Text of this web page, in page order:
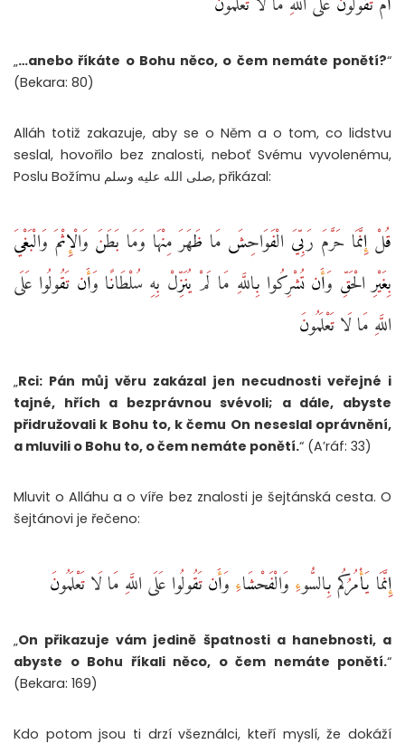
„…anebo říkáte o Bohu něco, o čem nemáte ponětí?“
(Bekara: 80)
Alláh totiž zakazuje, aby se o Něm a o tom, co lidstvu
seslal, hovořilo bez znalosti, neboť Svému vyvolenému,
Poslu Božímu صلى الله عليه وسلم, přikázal:
قُلْ إِنَّمَا حَرَّمَ رَبِّيَ الْفَوَاحِشَ مَا ظَهَرَ مِنْهَا وَمَا بَطَنَ وَالْإِثْمَ وَالْبَغْيَ
بِغَيْرِ الْحَقِّ وَأَن تُشْرِكُوا بِاللَّهِ مَا لَمْ يُنَزِّلْ بِهِ سُلْطَانًا وَأَن تَقُولُوا عَلَى
اللَّهِ مَا لَا تَعْلَمُونَ
„Rci: Pán můj věru zakázal jen necudnosti veřejné i
tajné, hřích a bezprávnou svévoli; a dále, abyste
přidružovali k Bohu to, k čemu On neseslal oprávnění,
a mluvili o Bohu to, o čem nemáte ponětí.“ (A’ráf: 33)
Mluvit o Alláhu a o víře bez znalosti je šejtánská cesta. O
šejtánovi je řečeno:
إِنَّمَا يَأْمُرُكُم بِالسُّوءِ وَالْفَحْشَاءِ وَأَن تَقُولُوا عَلَى اللَّهِ مَا لَا تَعْلَمُونَ ‎
„On přikazuje vám jedině špatnosti a hanebnosti, a
abyste o Bohu říkali něco, o čem nemáte ponětí.“
(Bekara: 169)
Kdo potom jsou ti drzí všeználci, kteří myslí, že dokáží